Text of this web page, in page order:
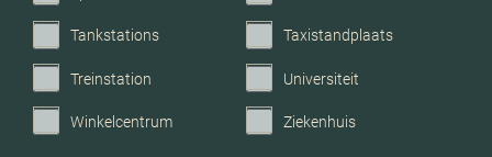
Tankstations Taxistandplaats
Treinstation Universiteit
Winkelcentrum Ziekenhuis